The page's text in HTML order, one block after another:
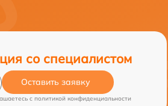
со специалистом
Оставить заявку
c политикой конфиденциальности